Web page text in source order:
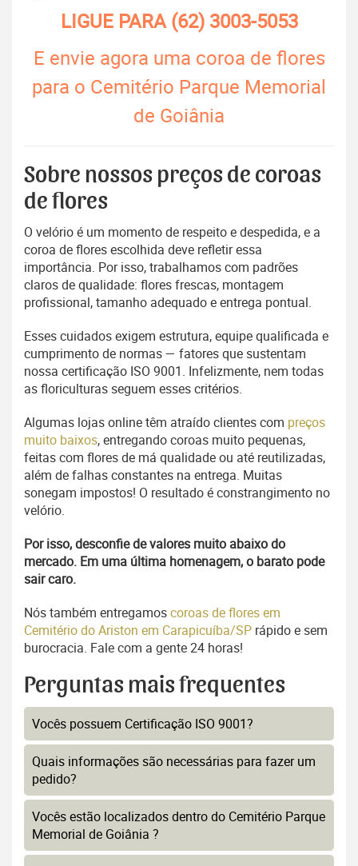
LIGUE PARA(62) 3003-5053
E envie agora uma coroa de flores
para o Cemitério Parque Memorial
de Goiânia
Sobre nossos preços de coroas
de flores
O velório é um momento de respeito e despedida, e a
coroa de flores escolhida deve refletir essa
importância. Por isso, trabalhamos com padrões
claros de qualidade: flores frescas, montagem
profissional, tamanho adequado e entrega pontual.
Esses cuidados exigem estrutura, equipe qualificada e
cumprimento de normas — fatores que sustentam
nossa certificação ISO 9001. Infelizmente, nem todas
as floriculturas seguem esses critérios.
Algumas lojas online têm atraído clientes com preços
muito baixos, entregando coroas muito pequenas,
feitas com flores de má qualidade ou até reutilizadas,
além de falhas constantes na entrega. Muitas
sonegam impostos! O resultado é constrangimento no
velório.
Por isso, desconfie de valores muito abaixo do
mercado. Em uma última homenagem, o barato pode
sair caro.
Nós também entregamoscoroas de flores em
Cemitério do Ariston em Carapicuíba/SP rápido e sem
burocracia. Fale com a gente 24 horas!
Perguntas mais frequentes
Vocês possuem Certificação ISO 9001?
Quais informações são necessárias para fazer um
pedido?
Vocês estão localizados dentro do Cemitério Parque
Memorial de Goiânia ?